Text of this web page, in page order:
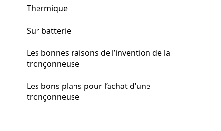
Thermique
Sur batterie
Les bonnes raisons de l’invention de la
tronçonneuse
Les bons plans pour l’achat d’une
tronçonneuse